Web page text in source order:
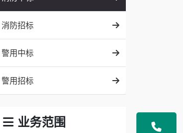
消防招标
警用中标
警用招标
业务范围